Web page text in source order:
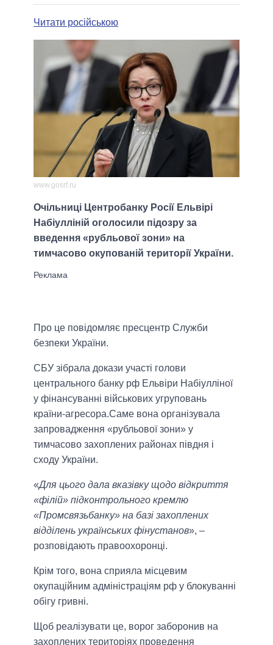
Читати російською
www.gosrf.ru
Очільниці Центробанку Росії Ельвірі
Набіулліній оголосили підозру за
введення «рубльової зони» на
тимчасово окупованій території України.
Про це повідомляє пресцентр Служби
безпеки України.
СБУ зібрала докази участі голови
центрального банку рф Ельвіри Набіулліної
у фінансуванні військових угруповань
країни-агресора.Саме вона організувала
запровадження «рубльової зони» у
тимчасово захоплених районах півдня і
сходу України.
«Для цього дала вказівку щодо відкриття
«філій» підконтрольного кремлю
«Промсвязьбанку» на базі захоплених
відділень українських фінустанов», –
розповідають правоохоронці.
Крім того, вона сприяла місцевим
окупаційним адміністраціям рф у блокуванні
обігу гривні.
Щоб реалізувати це, ворог заборонив на
захоплених територіях проведення